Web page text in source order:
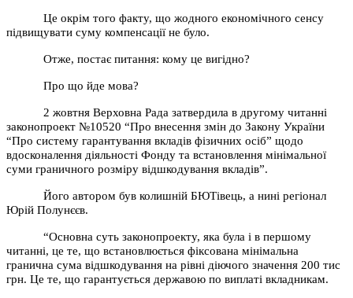
Це окрім того факту, що жодного економічного сенсу
підвищувати суму компенсації не було.
Отже, постає питання: кому це вигідно?
Про що йде мова?
2 жовтня Верховна Рада затвердила в другому читанні
законопроект №10520 “Про внесення змін до Закону України
“Про систему гарантування вкладів фізичних осіб” щодо
вдосконалення діяльності Фонду та встановлення мінімальної
суми граничного розміру відшкодування вкладів”.
Його автором був колишній БЮТівець, а нині регіонал
Юрій Полунєєв.
“Основна суть законопроекту, яка була і в першому
читанні, це те, що встановлюється фіксована мінімальна
гранична сума відшкодування на рівні діючого значення 200 тис
грн. Це те, що гарантується державою по виплаті вкладникам.